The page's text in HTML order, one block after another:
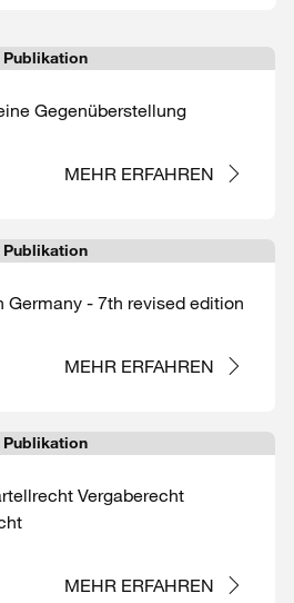
Publikation
Gegenüberstellung
MEHR ERFAHREN
Publikation
Germany - 7th revised edition
MEHR ERFAHREN
Publikation
Vergaberecht
MEHR ERFAHREN